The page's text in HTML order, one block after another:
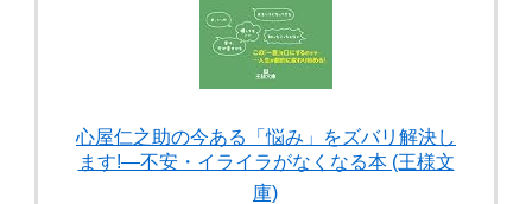
心屋仁之助の今ある「悩み」をズバリ解決し
ます!―不安・イライラがなくなる本 (王様文
庫)